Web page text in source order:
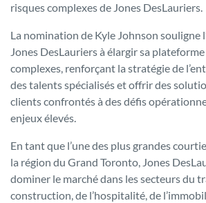
risques complexes de Jones DesLauriers.
La nomination de Kyle Johnson souligne
Jones DesLauriers à élargir sa
complexes, renforçant la stratégie de
des talents spécialisés et offrir des
clients confrontés à des défis
enjeux élevés.
En tant que l’une des plus grandes
la région du Grand Toronto, Jones
dominer le marché dans les secteurs du
construction, de l’hospitalité, de